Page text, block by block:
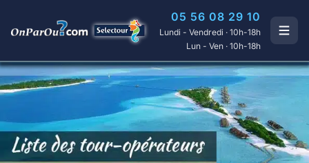
05 56 08 29 10
Lundi - Vendredi · 10h-18h
Lun - Ven · 10h-18h